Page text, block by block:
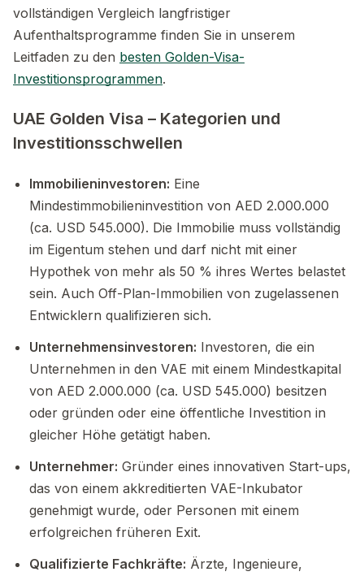
vollständigen Vergleich langfristiger
Aufenthaltsprogramme finden Sie in unserem
Leitfaden zu den besten Golden-Visa-
Investitionsprogrammen.
UAE Golden Visa – Kategorien und
Investitionsschwellen
Immobilieninvestoren: Eine
Mindestimmobilieninvestition von AED 2.000.000
(ca. USD 545.000). Die Immobilie muss vollständig
im Eigentum stehen und darf nicht mit einer
Hypothek von mehr als 50 % ihres Wertes belastet
sein. Auch Off-Plan-Immobilien von zugelassenen
Entwicklern qualifizieren sich.
Unternehmensinvestoren: Investoren, die ein
Unternehmen in den VAE mit einem Mindestkapital
von AED 2.000.000 (ca. USD 545.000) besitzen
oder gründen oder eine öffentliche Investition in
gleicher Höhe getätigt haben.
Unternehmer: Gründer eines innovativen Start-ups,
das von einem akkreditierten VAE-Inkubator
genehmigt wurde, oder Personen mit einem
erfolgreichen früheren Exit.
Qualifizierte Fachkräfte: Ärzte, Ingenieure,